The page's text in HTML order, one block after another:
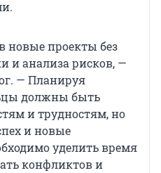
новые проекты без
и анализа рисков, —
— Планируя
должны быть
и трудностям, но
и новые
уделить время
конфликтов и